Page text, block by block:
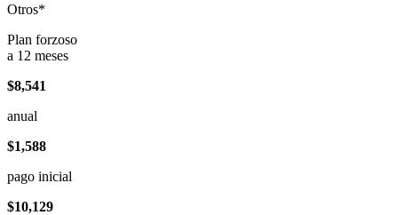
Otros*
Plan forzoso
a 12 meses
$8,541
anual
$1,588
pago inicial
$10,129